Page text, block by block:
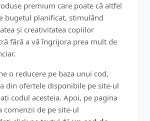
premium care poate că altfel
bugetul planificat, stimulând
și creativitatea copiilor
fără a vă îngrijora prea mult de
o reducere pe baza unui cod,
din ofertele disponibile pe site-ul
codul acesteia. Apoi, pe pagina
comenzii de pe site-ul